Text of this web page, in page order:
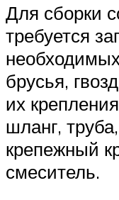
Для сборки
требуется
брусья,
их
шланг,
крепежный
смеситель.